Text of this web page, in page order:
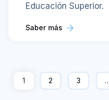
Educación Superior.
Saber más
1 2 3